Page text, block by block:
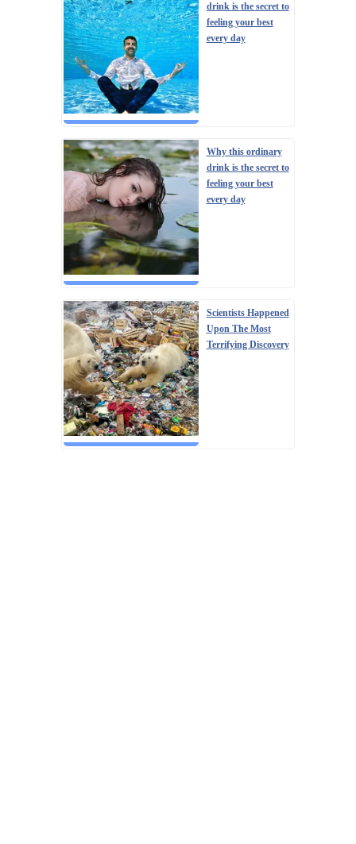
drink is the secret to
feeling your best
every day
Why this ordinary
drink is the secret to
feeling your best
every day
Scientists Happened
Upon The Most
Terrifying Discovery